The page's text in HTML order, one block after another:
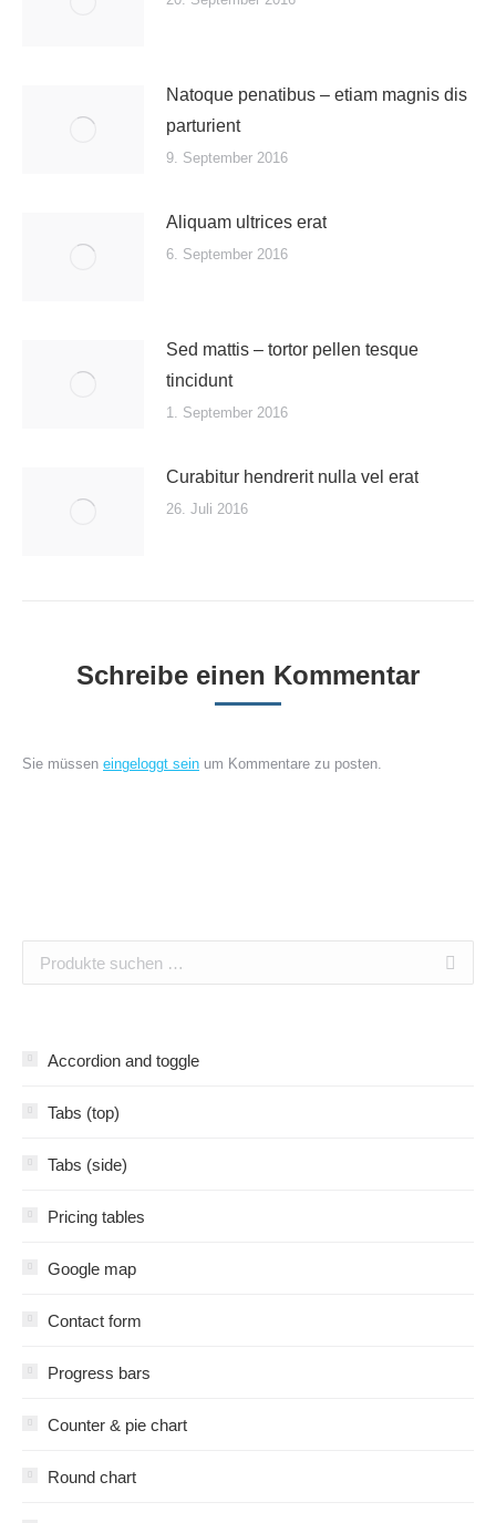
Natoque penatibus – etiam magnis dis
parturient
9. September 2016
Aliquam ultrices erat
6. September 2016
Sed mattis – tortor pellen tesque
tincidunt
1. September 2016
Curabitur hendrerit nulla vel erat
26. Juli 2016
Schreibe einen Kommentar
Sie müssen eingeloggt sein um Kommentare zu posten.
Accordion and toggle
Tabs (top)
Tabs (side)
Pricing tables
Google map
Contact form
Progress bars
Counter & pie chart
Round chart